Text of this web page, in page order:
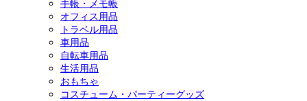
手帳・メモ帳
オフィス用品
トラベル用品
車用品
自転車用品
生活用品
おもちゃ
コスチューム・パーティーグッズ